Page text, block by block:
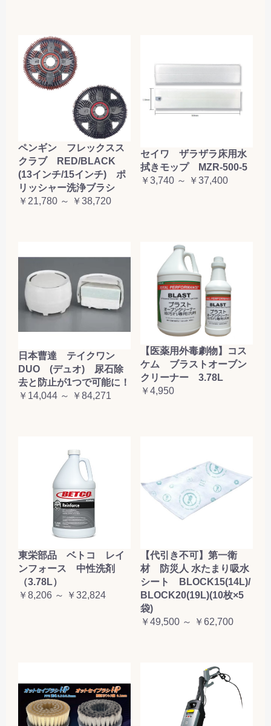
ペンギン フレックスス
クラブ RED/BLACK
(13インチ/15インチ) ポ
リッシャー洗浄ブラシ
￥21,780 ～ ￥38,720
セイワ ザラザラ床用水
拭きモップ MZR-500-5
￥3,740 ～ ￥37,400
日本曹達 テイクワン
DUO (デュオ) 尿石除
去と防止が1つで可能に！
￥14,044 ～ ￥84,271
【医薬用外毒劇物】コス
ケム ブラストオーブン
クリーナー 3.78L
￥4,950
東栄部品 ベトコ レイ
ンフォース 中性洗剤
（3.78L）
￥8,206 ～ ￥32,824
【代引き不可】第一衛
材 防災人 水たまり吸水
シート BLOCK15(14L)/
BLOCK20(19L)(10枚×5
袋)
￥49,500 ～ ￥62,700